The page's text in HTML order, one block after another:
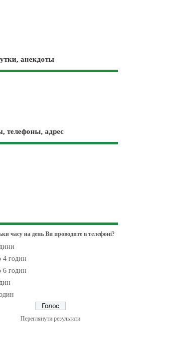
анекдоты
телефоны, адрес
часу на день Ви проводите в телефоні?
4 годин
6 годин
Переглянути результати